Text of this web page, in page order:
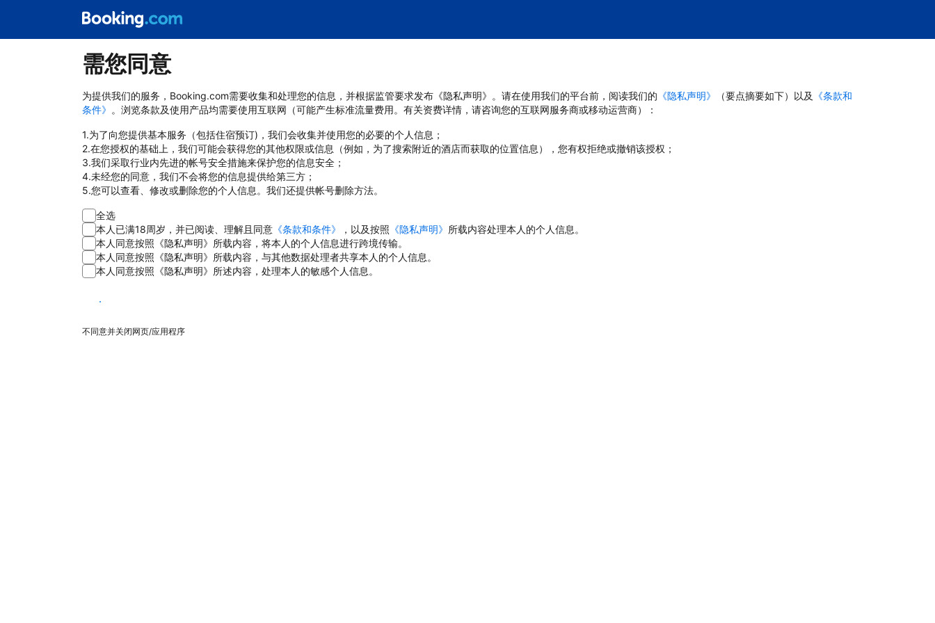
需您同意
为提供我们的服务，Booking.com需要收集和处理您的信息，并根据监管要求发布《隐私声明》。请在使用我们的平台前，阅读我们的 《隐私声明》 （要点摘要如下）以及 《条款和
条件》 。浏览条款及使用产品均需要使用互联网（可能产生标准流量费用。有关资费详情，请咨询您的互联网服务商或移动运营商）：
1.为了向您提供基本服务（包括住宿预订)，我们会收集并使用您的必要的个人信息；
2.在您授权的基础上，我们可能会获得您的其他权限或信息（例如，为了搜索附近的酒店而获取的位置信息），您有权拒绝或撤销该授权；
3.我们采取行业内先进的帐号安全措施来保护您的信息安全；
4.未经您的同意，我们不会将您的信息提供给第三方；
5.您可以查看、修改或删除您的个人信息。我们还提供帐号删除方法。
全选
本人已满18周岁，并已阅读、理解且同意 《条款和条件》 ，以及按照 《隐私声明》 所载内容处理本人的个人信息。
本人同意按照《隐私声明》所载内容，将本人的个人信息进行跨境传输。
本人同意按照《隐私声明》所载内容，与其他数据处理者共享本人的个人信息。
本人同意按照《隐私声明》所述内容，处理本人的敏感个人信息。
同意
不同意并关闭网页/应用程序